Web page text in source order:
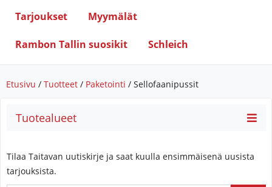
Tarjoukset Myymälät
Rambon Tallin suosikit Schleich
Etusivu / Tuotteet / Paketointi / Sellofaanipussit
Tuotealueet
Tilaa Taitavan uutiskirje ja saat kuulla ensimmäisenä uusista
tarjouksista.